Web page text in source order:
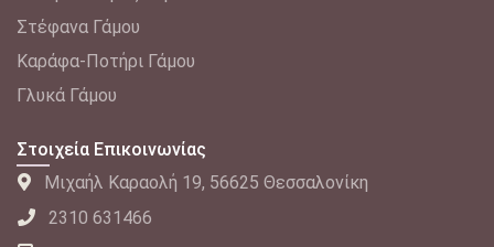
Στέφανα Γάμου
Καράφα-Ποτήρι Γάμου
Γλυκά Γάμου
Στοιχεία Επικοινωνίας
Μιχαήλ Καραολή 19, 56625 Θεσσαλονίκη
2310 631466